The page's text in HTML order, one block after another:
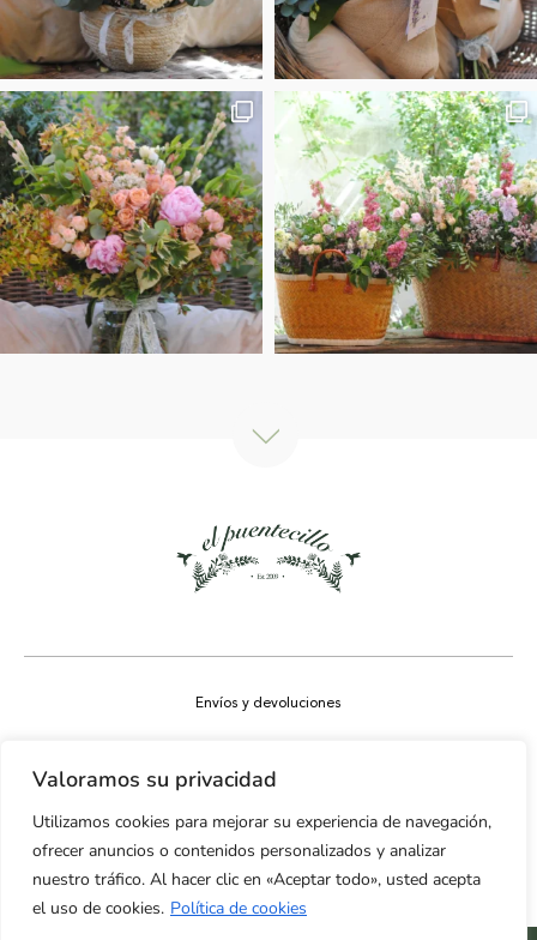
Valoramos su privacidad
Utilizamos cookies para mejorar su experiencia de navegación,
ofrecer anuncios o contenidos personalizados y analizar
nuestro tráfico. Al hacer clic en «Aceptar todo», usted acepta
el uso de cookies. Política de cookies
Envíos y devoluciones
Accesibilidad